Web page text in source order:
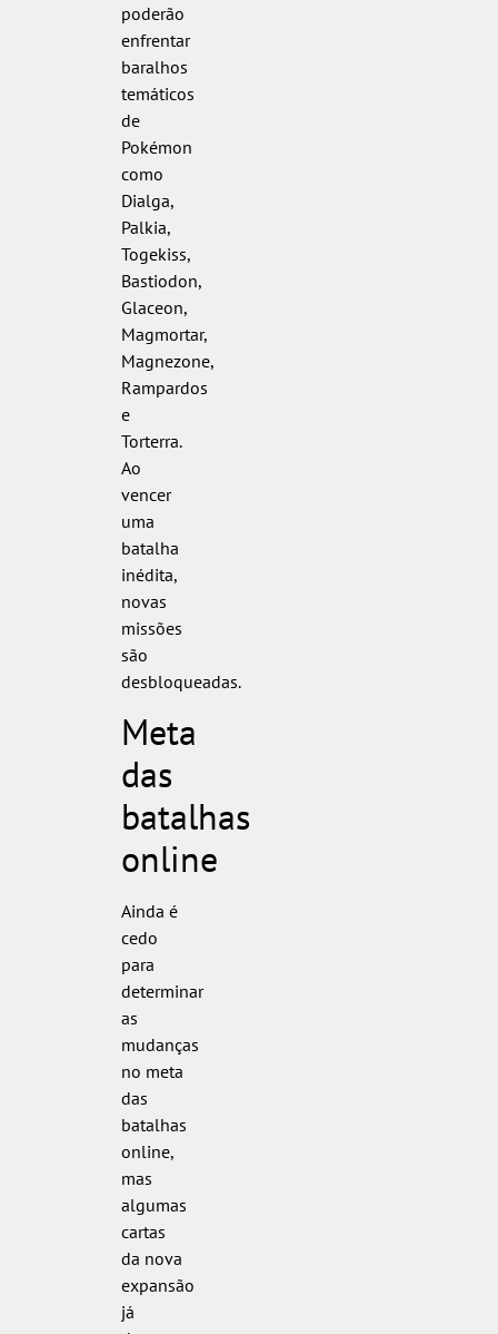
poderão
enfrentar
baralhos
temáticos
de
Pokémon
como
Dialga,
Palkia,
Togekiss,
Bastiodon,
Glaceon,
Magmortar,
Magnezone,
Rampardos
e
Torterra.
Ao
vencer
uma
batalha
inédita,
novas
missões
são
desbloqueadas.
Meta
das
batalhas
online
Ainda é
cedo
para
determinar
as
mudanças
no meta
das
batalhas
online,
mas
algumas
cartas
da nova
expansão
já